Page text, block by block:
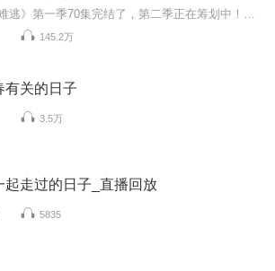
145.2万
有关的日子
3.5万
起走过的日子_直播回放
5835